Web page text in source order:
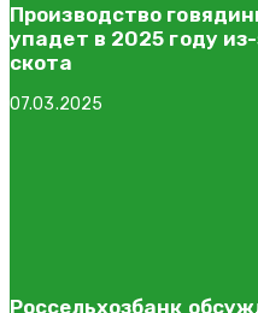
Производство
упадет в 2025 году
скота
07.03.2025
Россельхозбанк